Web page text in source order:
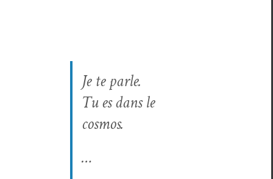
Je te parle.
Tu es dans le
cosmos.
…